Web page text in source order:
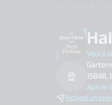
Vedi il
15848,
Apri in
Richiedi un